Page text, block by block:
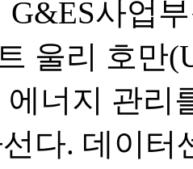
사업
울리 호만
너지 관리
다. 데이터